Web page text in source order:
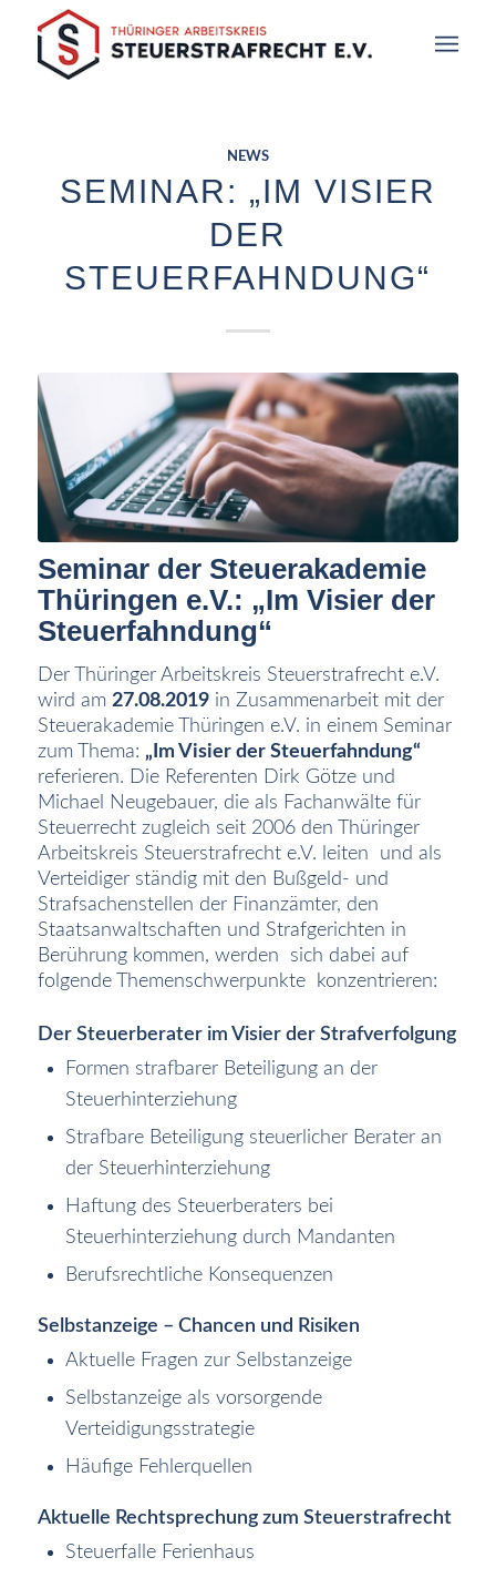
NEWS
SEMINAR: „IM VISIER
DER
STEUERFAHNDUNG“
Seminar der Steuerakademie
Thüringen e.V.: „Im Visier der
Steuerfahndung“
Der Thüringer Arbeitskreis Steuerstrafrecht e.V.
wird am 27.08.2019in Zusammenarbeit mit der
Steuerakademie Thüringen e.V. in einem Seminar
zum Thema: „Im Visier der Steuerfahndung“
referieren. Die Referenten Dirk Götze und
Michael Neugebauer, die als Fachanwälte für
Steuerrecht zugleich seit 2006 den Thüringer
Arbeitskreis Steuerstrafrecht e.V. leiten und als
Verteidiger ständig mit den Bußgeld- und
Strafsachenstellen der Finanzämter, den
Staatsanwaltschaften und Strafgerichten in
Berührung kommen, werden sich dabei auf
folgende Themenschwerpunkte konzentrieren:
Der Steuerberater im Visier der Strafverfolgung
Formen strafbarer Beteiligung an der
Steuerhinterziehung
Strafbare Beteiligung steuerlicher Berater an
der Steuerhinterziehung
Haftung des Steuerberaters bei
Steuerhinterziehung durch Mandanten
Berufsrechtliche Konsequenzen
Selbstanzeige – Chancen und Risiken
Aktuelle Fragen zur Selbstanzeige
Selbstanzeige als vorsorgende
Verteidigungsstrategie
Häufige Fehlerquellen
Aktuelle Rechtsprechung zum Steuerstrafrecht
Steuerfalle Ferienhaus